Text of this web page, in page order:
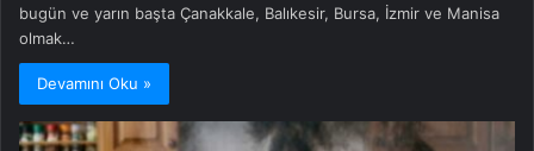
bugün ve yarın başta Çanakkale, Balıkesir, Bursa, İzmir ve Manisa
olmak…
Devamını Oku »